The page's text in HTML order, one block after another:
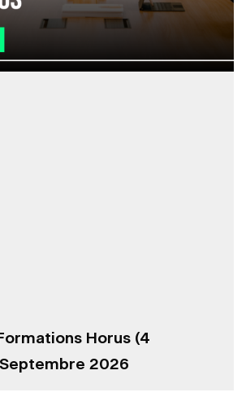
Horus (4
2026